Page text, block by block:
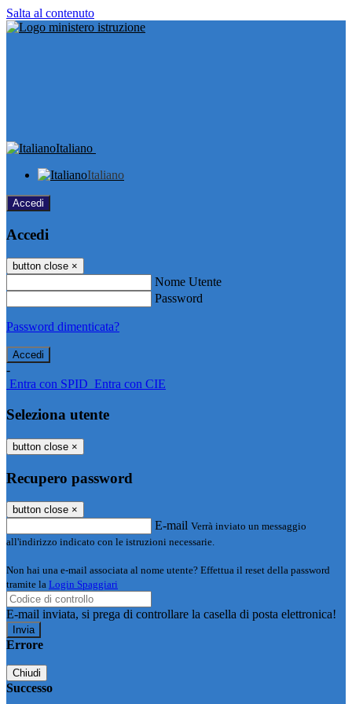
Salta al contenuto
Italiano
Italiano
Accedi
Accedi
button close ×
Nome Utente
Password
Password dimenticata?
-
Entra con SPID Entra con CIE
Seleziona utente
button close ×
Recupero password
button close ×
E-mail Verrà inviato un messaggio
all'indirizzo indicato con le istruzioni necessarie.
Non hai una e-mail associata al nome utente? Effettua il reset della password
tramite la Login Spaggiari
E-mail inviata, si prega di controllare la casella di posta elettronica!
Errore
Chiudi
Successo